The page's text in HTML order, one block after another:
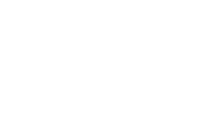
Un uso ottimale delle risorse ambientali, mantenendo
Il rispetto dell’autenticità socioculturale delle
Operazioni economiche a lungo termine e vantaggi
La garanzia di pari opportunità per l’occupazione e la
La partecipazione consapevole di tutte le parti